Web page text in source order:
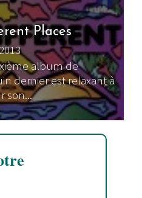
Places
album de
dernier est relaxant à
son...